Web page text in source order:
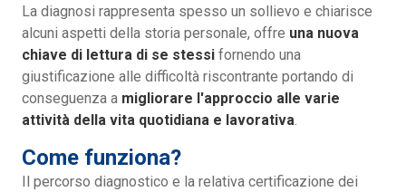
La diagnosi rappresenta spesso un sollievo e chiarisce
alcuni aspetti della storia personale, offre una nuova
chiave di lettura di se stessi fornendo una
giustificazione alle difficoltà riscontrante portando di
conseguenza a migliorare l'approccio alle varie
attività della vita quotidiana e lavorativa.
Come funziona?
Il percorso diagnostico e la relativa certificazione dei